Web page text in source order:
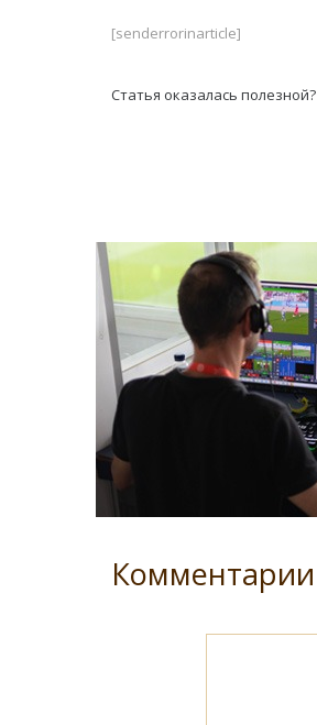
[senderrorinarticle]
Статья оказалась полезной?
Комментарии